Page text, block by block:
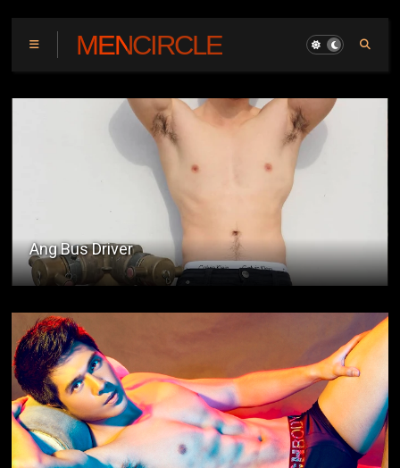
MENCIRCLE
Dagat